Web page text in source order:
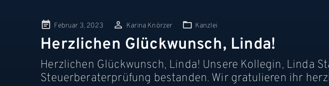
PostedFebruar 3, 2023 Karina Knörzer Kanzlei
Herzlichen Glückwunsch, Linda!
Herzlichen Glückwunsch, Linda! Unsere Kollegin, Linda
Steuerberaterprüfung bestanden. Wir gratulieren ihr